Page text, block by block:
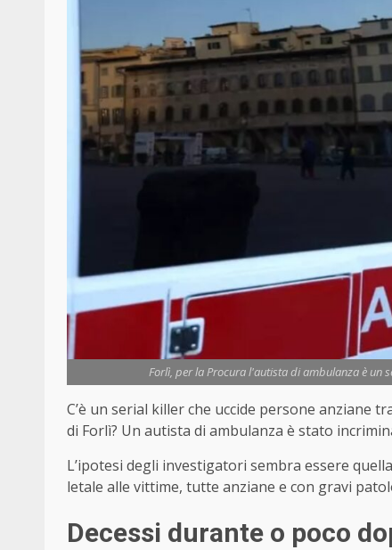
Forlì, per la Procura l'autista di ambulanza è un
C’è un serial killer che uccide persone anziane
di Forlì? Un autista di ambulanza è stato
L’ipotesi degli investigatori sembra essere
letale alle vittime, tutte anziane e con gravi
Decessi durante o poco